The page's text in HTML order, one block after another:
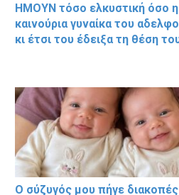
ΗΜΟΥΝ τόσο ελκυστική όσο η
καινούρια γυναίκα του
κι έτσι του έδειξα τη θέση
Ο σύζυγός μου πήγε διακοπές